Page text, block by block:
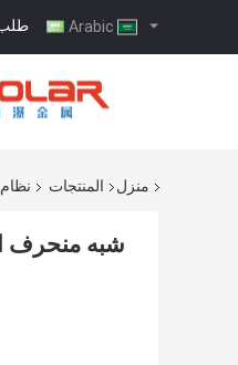
طلب
منزل المنتجات
شبه منحرف